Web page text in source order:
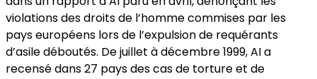
violations des droits de l’homme commises par les
pays européens lors de l’expulsion de requérants
d’asile déboutés. De juillet à décembre 1999, AI a
recensé dans 27 pays des cas de torture et de